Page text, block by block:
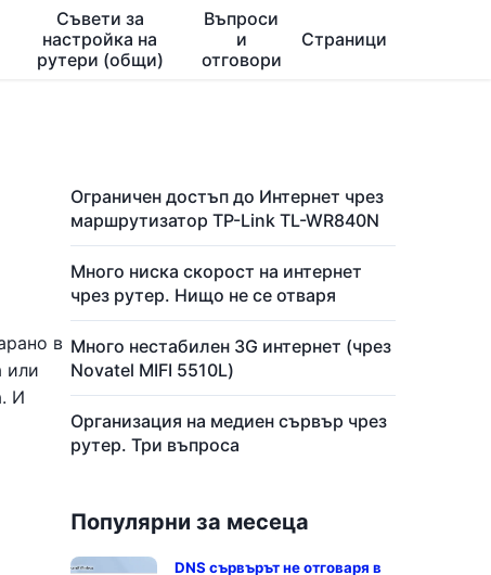
Съвети за
настройка на
рутери (общи)
Въпроси
и
отговори
Страници
в
или
И
Ограничен достъп до Интернет чрез
маршрутизатор TP-Link TL-WR840N
Много ниска скорост на интернет
чрез рутер. Нищо не се отваря
Много нестабилен 3G интернет (чрез
Novatel MIFI 5510L)
Организация на медиен сървър чрез
рутер. Три въпроса
Популярни за месеца
DNS сървърът не отговаря в